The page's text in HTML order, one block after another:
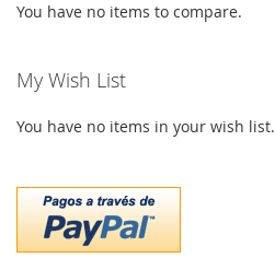
You have no items to compare.
My Wish List
You have no items in your wish list.